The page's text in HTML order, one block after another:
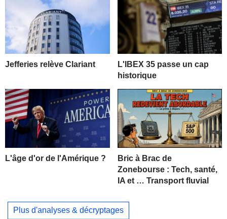
Jefferies relève Clariant
L'IBEX 35 passe un cap
historique
L'âge d'or de l'Amérique ?
Bric à Brac de
Zonebourse : Tech, santé,
IA et … Transport fluvial
Plus d'analyses & décryptages